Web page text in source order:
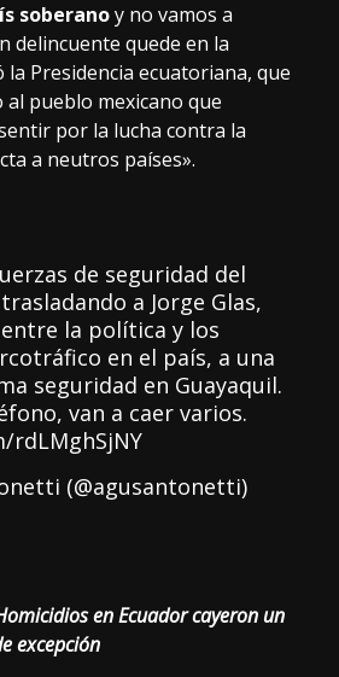
soberanoy no vamos a
delincuente quede en la
la Presidencia ecuatoriana, que
pueblo mexicano que
por la lucha contra la
a neutros países».
de seguridad del
a Jorge Glas,
la política y los
en el país, a una
seguridad en Guayaquil.
van a caer varios.
(@agusantonetti)
en Ecuador cayeron un
excepción